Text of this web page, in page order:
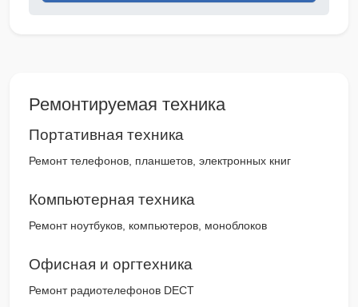
Ремонтируемая техника
Портативная техника
Ремонт телефонов, планшетов, электронных книг
Компьютерная техника
Ремонт ноутбуков, компьютеров, моноблоков
Офисная и оргтехника
Ремонт радиотелефонов DECT